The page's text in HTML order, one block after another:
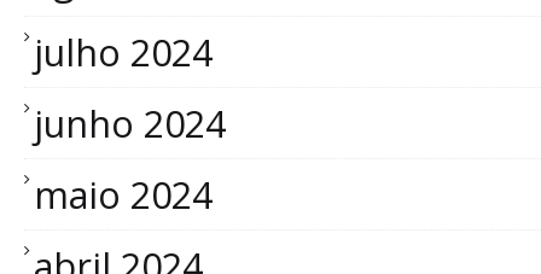
julho 2024
junho 2024
maio 2024